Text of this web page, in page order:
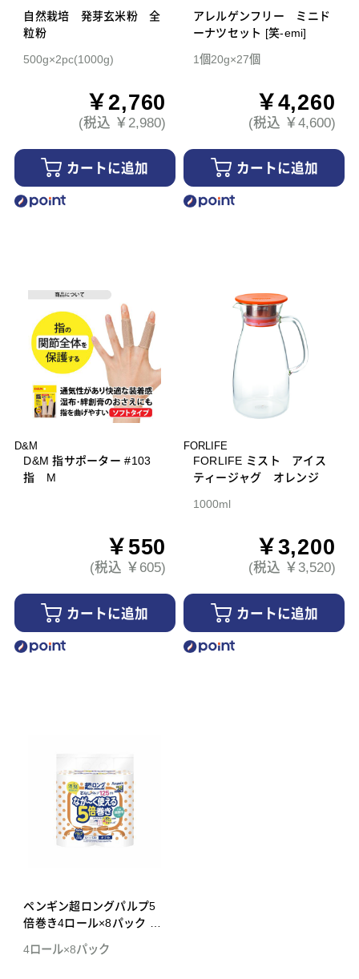
自然栽培 発芽玄米粉 全
粒粉
500g×2pc(1000g)
￥2,760
(税込 ￥2,980)
カートに追加
アレルゲンフリー ミニド
ーナツセット [笑-emi]
1個20g×27個
￥4,260
(税込 ￥4,600)
カートに追加
D&M
D&M 指サポーター #103
指 M
￥550
(税込 ￥605)
カートに追加
FORLIFE
FORLIFE ミスト アイス
ティージャグ オレンジ
1000ml
￥3,200
(税込 ￥3,520)
カートに追加
ペンギン超ロングパルプ5
倍巻き4ロール×8パック ダ
4ロール×8パック